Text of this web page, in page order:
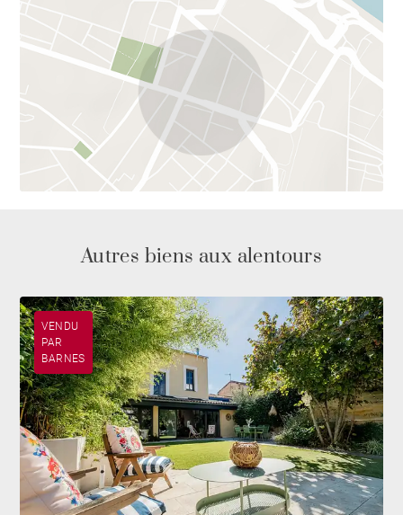
Autres biens aux alentours
VENDU
PAR
BARNES